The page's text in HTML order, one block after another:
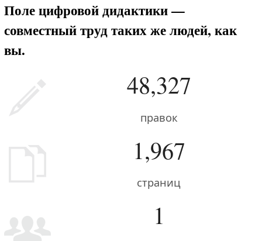
Поле цифровой дидактики —
совместный труд таких же людей, как
вы.
48,327
правок
1,967
страниц
1